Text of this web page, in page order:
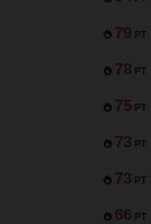
79 PT
78 PT
75 PT
73 PT
73 PT
66 PT